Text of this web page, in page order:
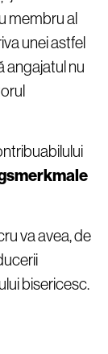
membru al
unei astfel
angajatul nu
va avea, de
bisericesc.